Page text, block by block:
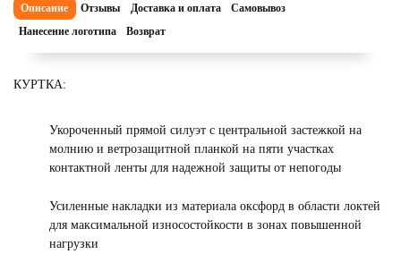
Описание Отзывы Доставка и оплата
Самовывоз
Нанесение логотипа
Возврат
КУРТКА:
Укороченный прямой силуэт с центральной застежкой на
молнию и ветрозащитной планкой на пяти участках
контактной ленты для надежной защиты от непогоды
Усиленные накладки из материала оксфорд в области локтей
для максимальной износостойкости в зонах повышенной
нагрузки